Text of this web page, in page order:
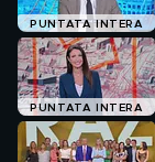
PUNTATA INTERA
PUNTATA INTERA